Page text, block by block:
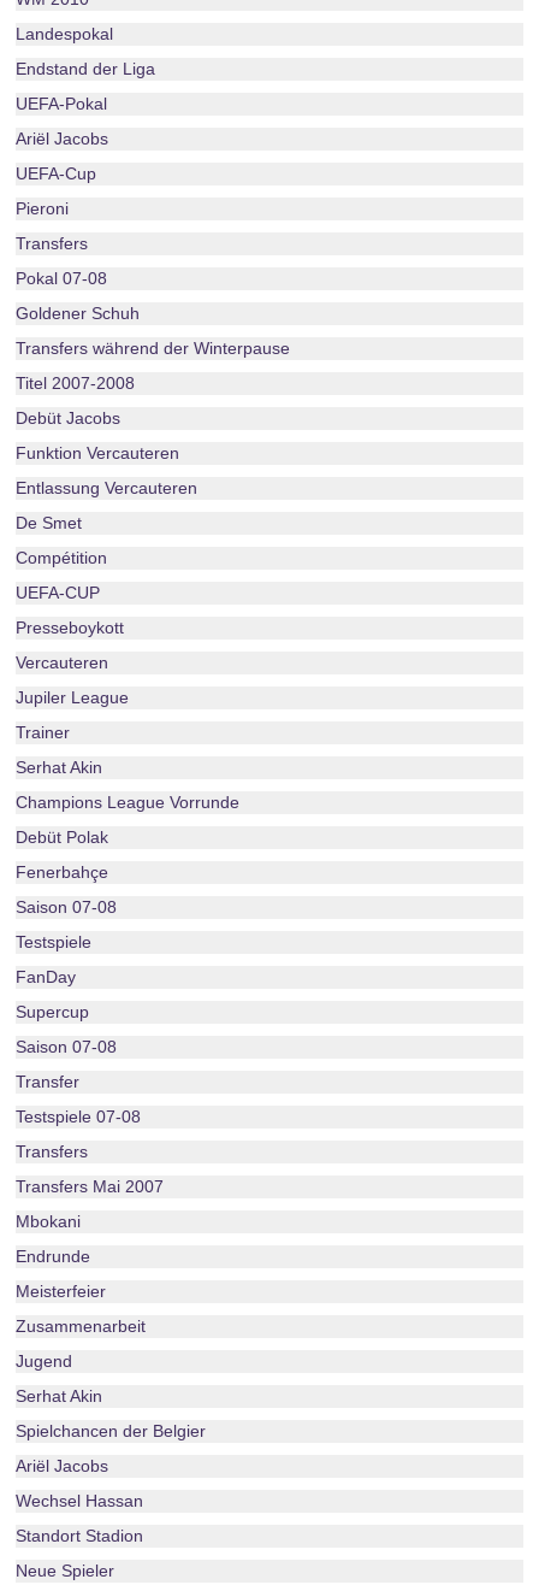
Landespokal
Endstand der Liga
UEFA-Pokal
Ariël Jacobs
UEFA-Cup
Pieroni
Transfers
Pokal 07-08
Goldener Schuh
Transfers während der Winterpause
Titel 2007-2008
Debüt Jacobs
Funktion Vercauteren
Entlassung Vercauteren
De Smet
Compétition
UEFA-CUP
Presseboykott
Vercauteren
Jupiler League
Trainer
Serhat Akin
Champions League Vorrunde
Debüt Polak
Fenerbahçe
Saison 07-08
Testspiele
FanDay
Supercup
Saison 07-08
Transfer
Testspiele 07-08
Transfers
Transfers Mai 2007
Mbokani
Endrunde
Meisterfeier
Zusammenarbeit
Jugend
Serhat Akin
Spielchancen der Belgier
Ariël Jacobs
Wechsel Hassan
Standort Stadion
Neue Spieler